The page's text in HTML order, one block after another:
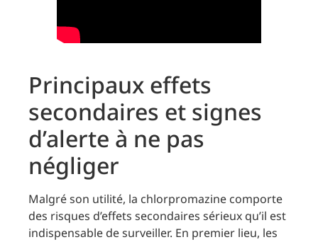
Principaux effets
secondaires et signes
d’alerte à ne pas
négliger
Malgré son utilité, la chlorpromazine comporte
des risques d’effets secondaires sérieux qu’il est
indispensable de surveiller. En premier lieu, les